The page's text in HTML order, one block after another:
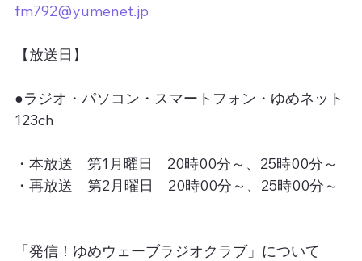
fm792@yumenet.jp
【放送日】
●ラジオ・パソコン・スマートフォン・ゆめネット
123ch
・本放送　第1月曜日　20時00分～、25時00分～
・再放送　第2月曜日　20時00分～、25時00分～
「発信！ゆめウェーブラジオクラブ」について